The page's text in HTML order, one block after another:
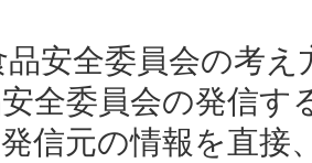
全委員会の考え
全委員会の発信す
信元の情報を直接